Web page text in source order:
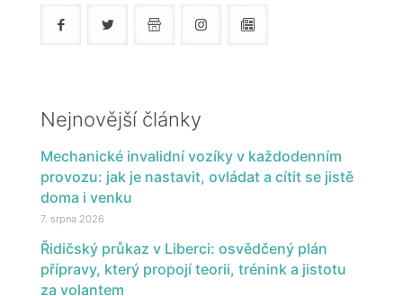
Nejnovější články
Mechanické invalidní vozíky v každodenním
provozu: jak je nastavit, ovládat a cítit se jistě
doma i venku
7. srpna 2026
Řidičský průkaz v Liberci: osvědčený plán
přípravy, který propojí teorii, trénink a jistotu
za volantem